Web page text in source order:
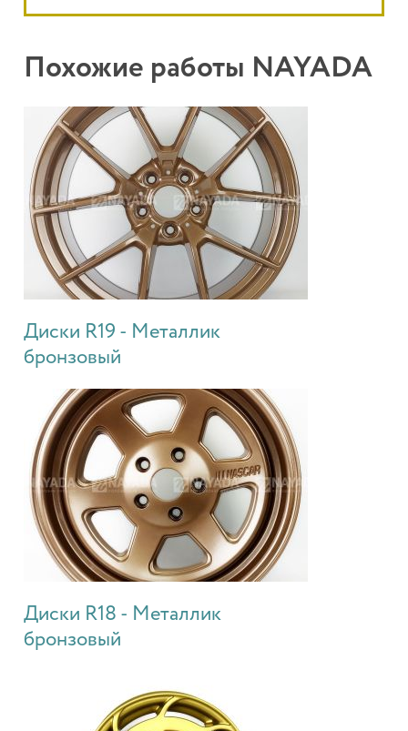
Похожие работы NAYADA
Диски R19 - Металлик
бронзовый
Диски R18 - Металлик
бронзовый